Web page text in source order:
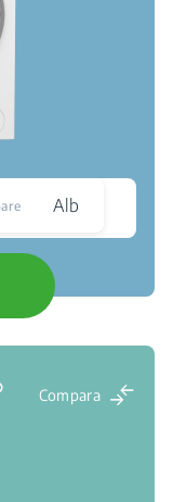
Alb
Compara